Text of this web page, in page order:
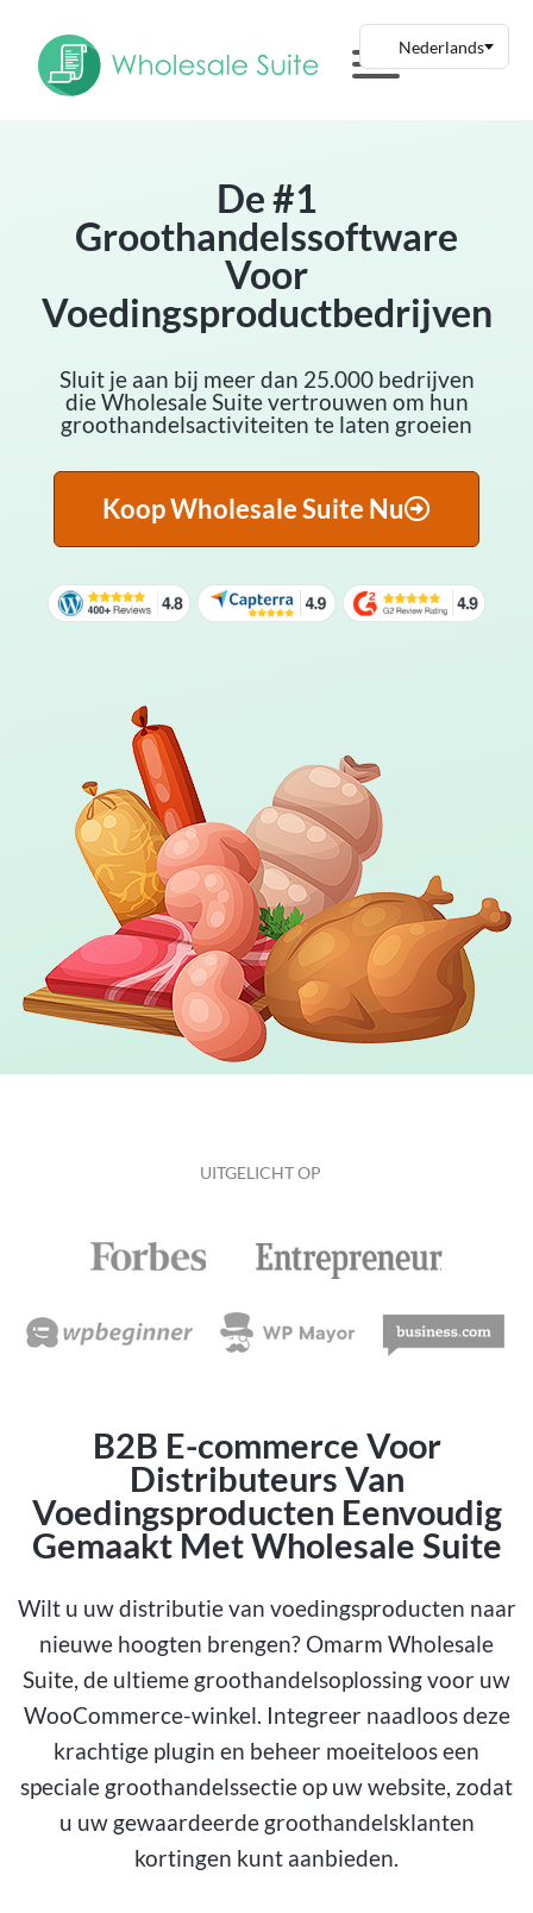
De #1
Groothandelssoftware
Voor
Voedingsproductbedrijven
Sluit je aan bij meer dan 25.000 bedrijven
die Wholesale Suite vertrouwen om hun
groothandelsactiviteiten te laten groeien
Koop Wholesale Suite Nu
UITGELICHT OP
B2B E-commerce Voor
Distributeurs Van
Voedingsproducten Eenvoudig
Gemaakt Met Wholesale Suite
Wilt u uw distributie van voedingsproducten naar
nieuwe hoogten brengen? Omarm Wholesale
Suite, de ultieme groothandelsoplossing voor uw
WooCommerce-winkel. Integreer naadloos deze
krachtige plugin en beheer moeiteloos een
speciale groothandelssectie op uw website, zodat
u uw gewaardeerde groothandelsklanten
kortingen kunt aanbieden.